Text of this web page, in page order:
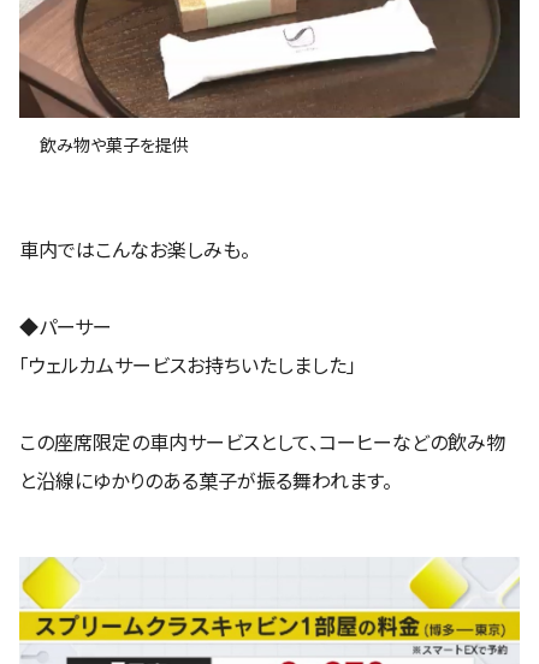
飲み物や菓子を提供
車内ではこんなお楽しみも。
◆パーサー
「ウェルカムサービスお持ちいたしました」
この座席限定の車内サービスとして、コーヒーなどの飲み物
と沿線にゆかりのある菓子が振る舞われます。